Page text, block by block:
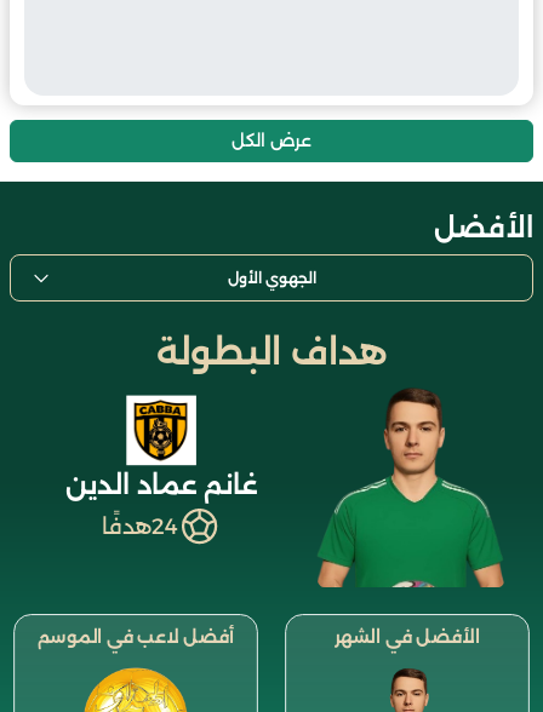
عرض الكل
الأفضل
الجهوي الأول
هداف البطولة
غانم عماد الدين
24هدفًا
الأفضل في الشهر أفضل لاعب في الموسم